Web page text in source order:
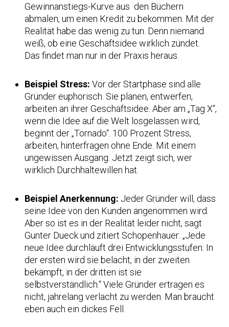
Gewinnanstiegs-Kurve aus den Büchern
abmalen, um einen Kredit zu bekommen. Mit der
Realität habe das wenig zu tun. Denn niemand
weiß, ob eine Geschäftsidee wirklich zündet.
Das findet man nur in der Praxis heraus.
Beispiel Stress: Vor der Startphase sind alle
Gründer euphorisch. Sie planen, entwerfen,
arbeiten an ihrer Geschäftsidee. Aber am „Tag X“,
wenn die Idee auf die Welt losgelassen wird,
beginnt der „Tornado“. 100 Prozent Stress,
arbeiten, hinterfragen ohne Ende. Mit einem
ungewissen Ausgang. Jetzt zeigt sich, wer
wirklich Durchhaltewillen hat.
Beispiel Anerkennung: Jeder Gründer will, dass
seine Idee von den Kunden angenommen wird.
Aber so ist es in der Realität leider nicht, sagt
Gunter Dueck und zitiert Schopenhauer: „Jede
neue Idee durchläuft drei Entwicklungsstufen: In
der ersten wird sie belacht, in der zweiten
bekämpft, in der dritten ist sie
selbstverständlich.“ Viele Gründer ertragen es
nicht, jahrelang verlacht zu werden. Man braucht
eben auch ein dickes Fell.